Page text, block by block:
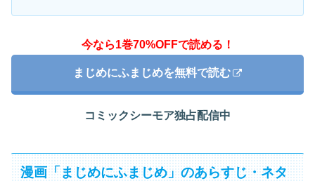
今なら1巻70%OFFで読める！
まじめにふまじめを無料で読む
コミックシーモア独占配信中
漫画「まじめにふまじめ」のあらすじ・ネタ